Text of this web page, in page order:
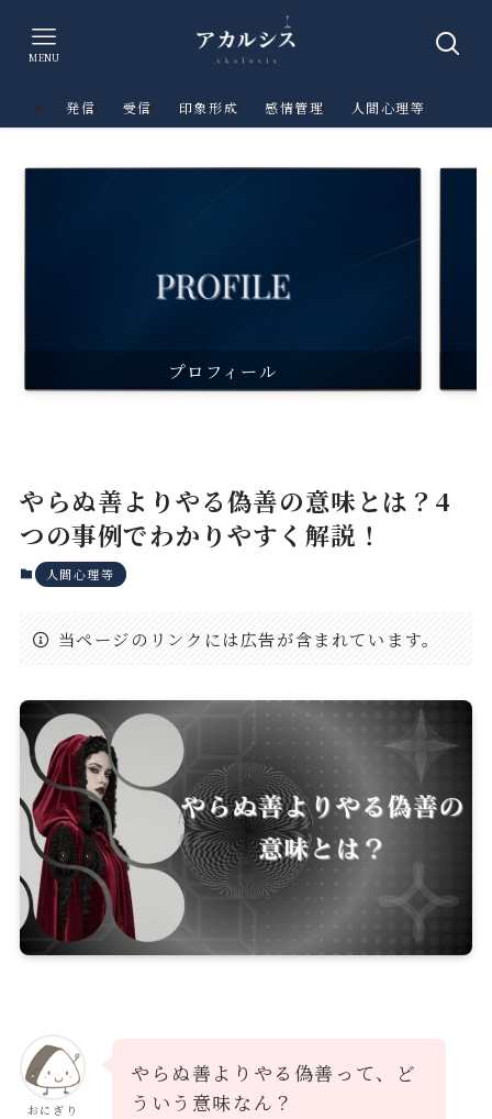
MENU
発信 受信 印象形成 感情管理 人間心理等
プロフィール
やらぬ善よりやる偽善の意味とは？4
つの事例でわかりやすく解説！
人間心理等
当ページのリンクには広告が含まれています。
おにぎり
やらぬ善よりやる偽善って、ど
ういう意味なん？